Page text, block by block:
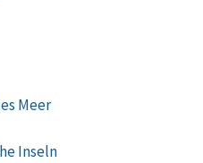
Meer
Inseln